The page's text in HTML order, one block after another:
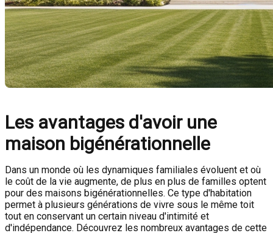
Les avantages d'avoir une
maison bigénérationnelle
Dans un monde où les dynamiques familiales évoluent et où
le coût de la vie augmente, de plus en plus de familles optent
pour des maisons bigénérationnelles. Ce type d'habitation
permet à plusieurs générations de vivre sous le même toit
tout en conservant un certain niveau d'intimité et
d'indépendance. Découvrez les nombreux avantages de cette